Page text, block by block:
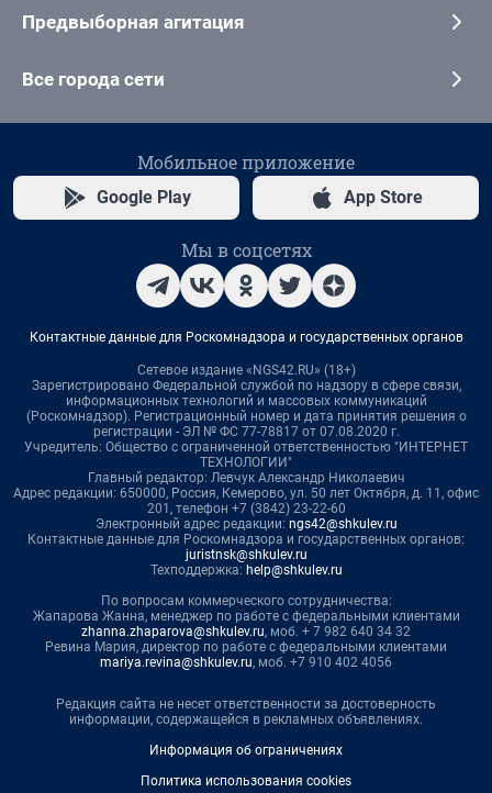
Предвыборная агитация
Все города сети
Мобильное приложение
Google Play App Store
Мы в соцсетях
Контактные данные для Роскомнадзора и государственных органов
Сетевое издание «NGS42.RU» (18+)
Зарегистрировано Федеральной службой по надзору в сфере связи,
информационных технологий и массовых коммуникаций
(Роскомнадзор). Регистрационный номер и дата принятия решения о
регистрации - ЭЛ № ФС 77-78817 от 07.08.2020 г.
Учредитель: Общество с ограниченной ответственностью "ИНТЕРНЕТ
ТЕХНОЛОГИИ"
Главный редактор: Левчук Александр Николаевич
Адрес редакции: 650000, Россия, Кемерово, ул. 50 лет Октября, д. 11, офис
201, телефон +7 (3842) 23-22-60
Электронный адрес редакции: ngs42@shkulev.ru
Контактные данные для Роскомнадзора и государственных органов:
juristnsk@shkulev.ru
Техподдержка: help@shkulev.ru
По вопросам коммерческого сотрудничества:
Жапарова Жанна, менеджер по работе с федеральными клиентами
zhanna.zhaparova@shkulev.ru, моб. + 7 982 640 34 32
Ревина Мария, директор по работе с федеральными клиентами
mariya.revina@shkulev.ru, моб. +7 910 402 4056
Редакция сайта не несет ответственности за достоверность
информации, содержащейся в рекламных объявлениях.
Информация об ограничениях
Политика использования cookies